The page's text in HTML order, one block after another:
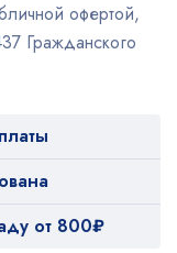
офертой,
Гражданского
от 800₽